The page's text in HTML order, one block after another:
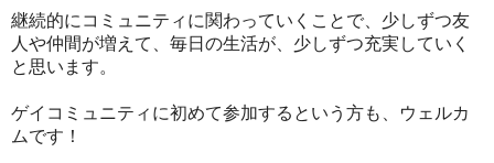
継続的にコミュニティに関わっていくことで、少しずつ友
人や仲間が増えて、毎日の生活が、少しずつ充実していく
と思います。
ゲイコミュニティに初めて参加するという方も、ウェルカ
ムです！